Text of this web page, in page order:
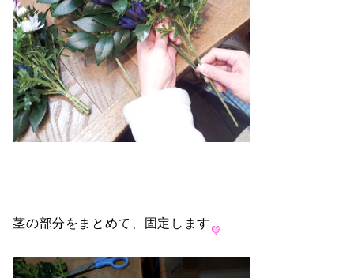
茎の部分をまとめて、固定します